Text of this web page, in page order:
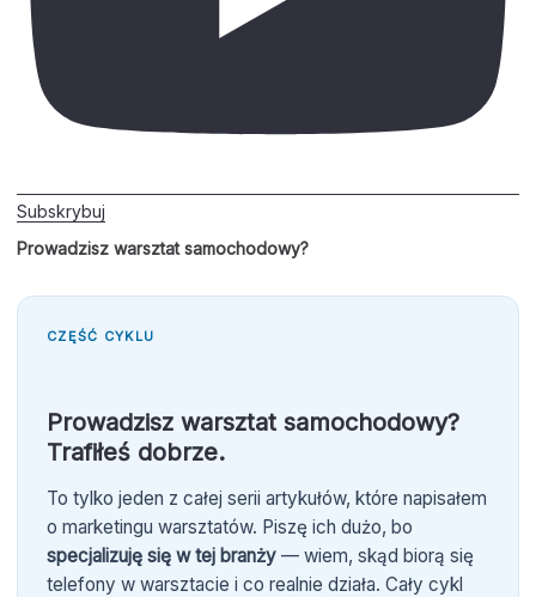
Subskrybuj
Prowadzisz warsztat samochodowy?
CZĘŚĆ CYKLU
Prowadzisz warsztat samochodowy?
Trafiłeś dobrze.
To tylko jeden z całej serii artykułów, które napisałem
o marketingu warsztatów. Piszę ich dużo, bo
specjalizuję się w tej branży — wiem, skąd biorą się
telefony w warsztacie i co realnie działa. Cały cykl